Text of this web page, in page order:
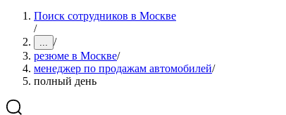
Поиск сотрудников в Москве
/
... /
резюме в Москве/
менеджер по продажам автомобилей/
полный день